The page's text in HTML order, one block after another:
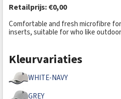
Retailprijs:€0,00
Comfortable and fresh microfibre
inserts, suitable for who like
Kleurvariaties
WHITE-NAVY
GREY